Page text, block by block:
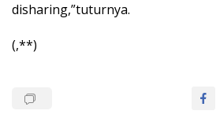
disharing,”tuturnya.
(,**)